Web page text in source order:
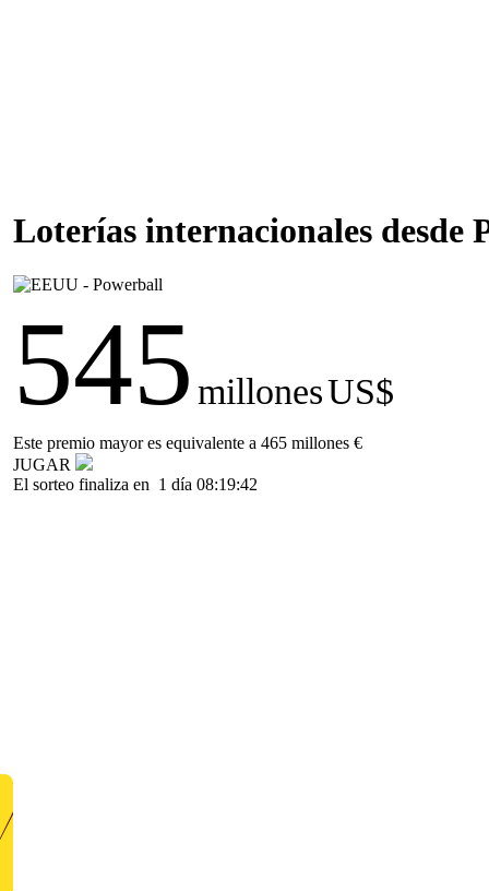
Loterías internacionales desde
545 millonesUS$
Este premio mayor es equivalente a 465 millones €
JUGAR
El sorteo finaliza en 1 día 08:19:42